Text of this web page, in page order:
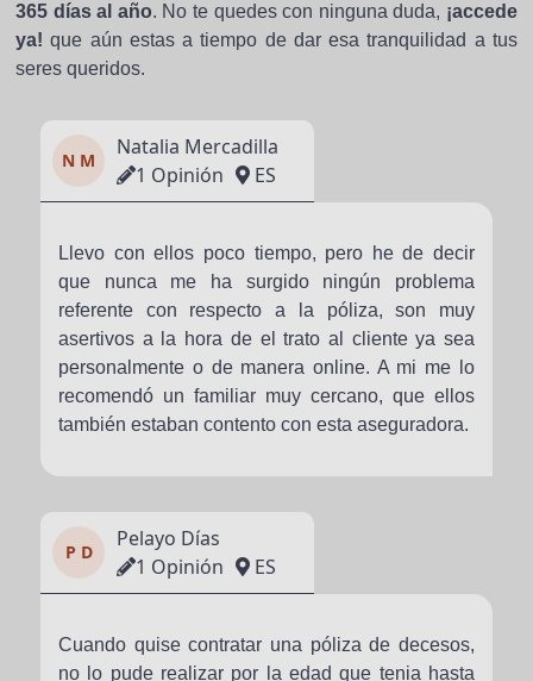
365 días al año. No te quedes con ninguna duda, ¡accede
ya! que aún estas a tiempo de dar esa tranquilidad a tus
seres queridos.
N M
Natalia Mercadilla
1 Opinión
ES
Llevo con ellos poco tiempo, pero he de decir
que nunca me ha surgido ningún problema
referente con respecto a la póliza, son muy
asertivos a la hora de el trato al cliente ya sea
personalmente o de manera online. A mi me lo
recomendó un familiar muy cercano, que ellos
también estaban contento con esta aseguradora.
P D
Pelayo Días
1 Opinión
ES
Cuando quise contratar una póliza de decesos,
no lo pude realizar por la edad que tenia hasta